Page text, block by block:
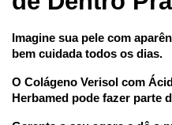
Imagine sua pele com
bem cuidada todos os dias.
O Colágeno Verisol com
Herbamed pode fazer parte